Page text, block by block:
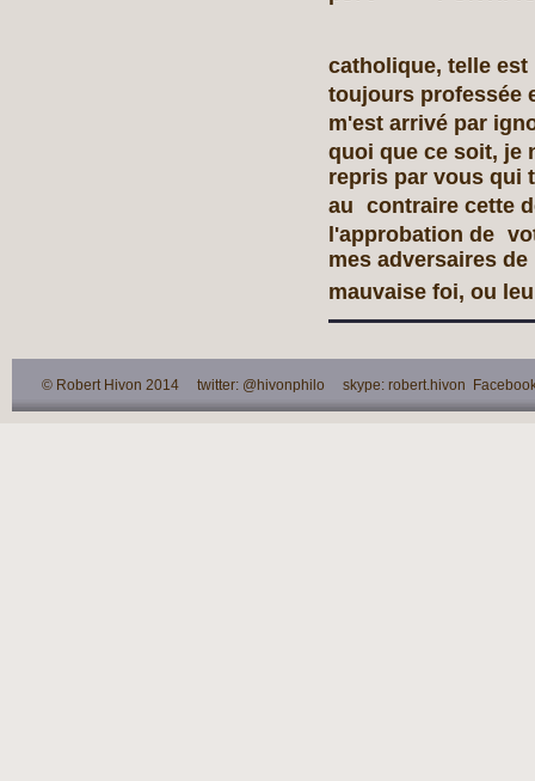
catholique, telle
toujours professée
m'est arrivé par
quoi que ce soit, je
repris par vous qui
au contraire cette
l'approbation de
mes adversaires
mauvaise foi, ou
© Robert Hivon 2014 twitter: @hivonphilo skype: robert.hivon